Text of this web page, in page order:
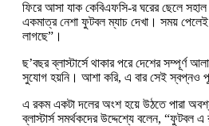
ফিরে আসা যাক কেবিএফসি-র ঘরের ছেলে
একমাত্র নেশা ফুটবল ম্যাচ দেখা। সময় পেলেই
লাগছে”।
ছ’বছর ব্লাস্টার্সে থাকার পরে দেশের
সুযোগ হয়নি। আশা করি, এ বার সেই স্বপ্নও
এ রকম একটা দলের অংশ হয়ে উঠতে পারা
ব্লাস্টার্স সমর্থকদের উদ্দেশ্যে বলেন,